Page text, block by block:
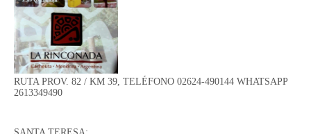
RUTA PROV. 82 / KM 39, TELÉFONO 02624-490144 WHATSAPP
2613349490